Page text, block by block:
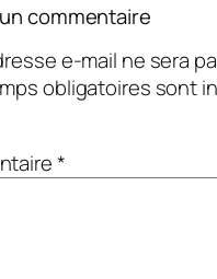
commentaire
e-mail ne sera
obligatoires sont
*